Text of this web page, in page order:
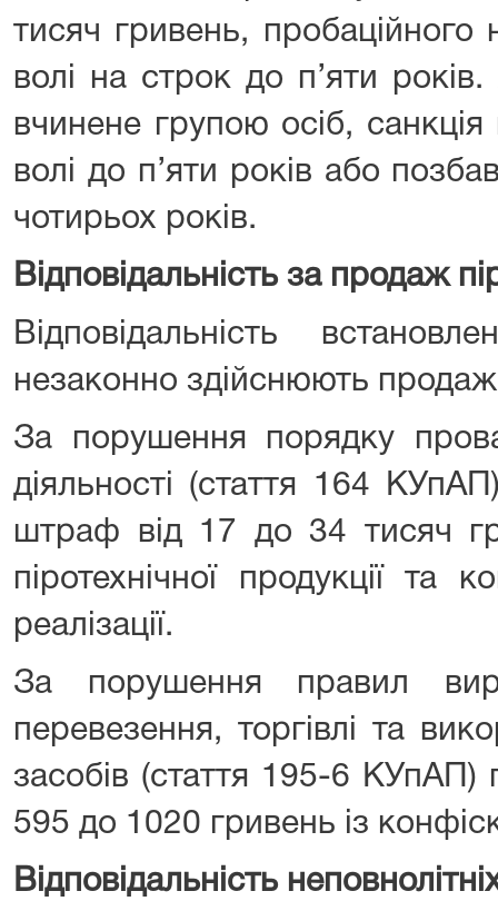
тисяч гривень,
волі на строк до п’яти
вчинене групою осіб,
волі до п’яти років або
чотирьох років.
Відповідальність за продаж
Відповідальність
незаконно здійснюють продаж
За порушення порядку
діяльності (стаття 164
штраф від 17 до 34 тисяч
піротехнічної продукції та
реалізації.
За порушення правил
перевезення, торгівлі та
засобів (стаття 195-6
595 до 1020 гривень із
Відповідальність